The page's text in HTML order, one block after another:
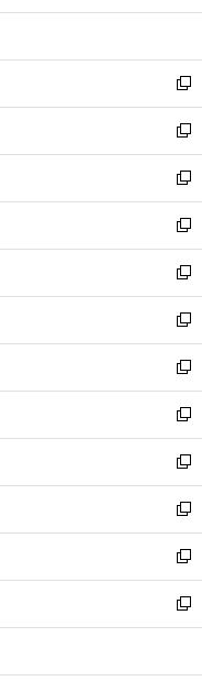
開
ウ
開
く
ン
ウ
で
開
く
ウ
ン
ド
ウ
で
開
く
新
し
い
ウ
ィ
ン
ド
ウ
で
開
く
新
し
い
ウ
ィ
ン
ド
ウ
で
開
く
新
し
い
ウ
ィ
ン
ド
ウ
で
開
く
新
し
い
ウ
ィ
ン
ド
ウ
で
開
く
新
し
い
ウ
ィ
ン
ド
ウ
で
開
く
新
し
い
ウ
ィ
ン
ド
ウ
で
開
く
新
し
い
ウ
ィ
ン
ド
ウ
で
開
く
新
し
い
ウ
ィ
ン
ド
ウ
で
開
新
し
い
ウ
ィ
ン
ド
ウ
開
新
し
い
ウ
ィ
ン
ウ
新
し
い
ウ
ン
新
し